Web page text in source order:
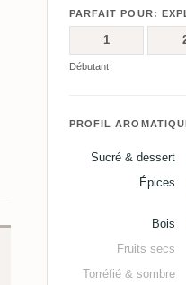
PARFAIT POUR:
1
Débutant
PROFIL
Sucré & dessert
Épices
Bois
Fruits secs
Torréfié & sombre